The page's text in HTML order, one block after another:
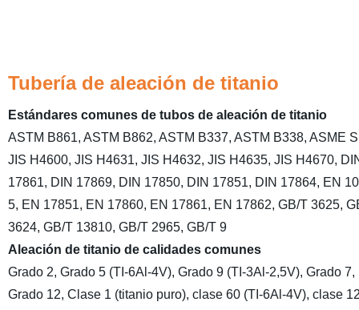
Tubería de aleación de titanio
Estándares comunes de tubos de aleación de titanio
ASTM B861, ASTM B862, ASTM B337, ASTM B338, ASME
JIS H4600, JIS H4631, JIS H4632, JIS H4635, JIS H4670,
17861, DIN 17869, DIN 17850, DIN 17851, DIN 17864, EN
5, EN 17851, EN 17860, EN 17861, EN 17862, GB/T 3625,
3624, GB/T 13810, GB/T 2965, GB/T 9
Aleación de titanio de calidades comunes
Grado 2, Grado 5 (TI-6Al-4V), Grado 9 (TI-3Al-2,5V), Grado 7,
Grado 12, Clase 1 (titanio puro), clase 60 (TI-6Al-4V), clase